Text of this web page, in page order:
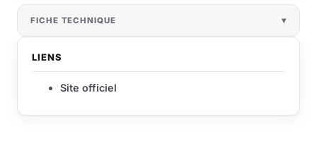
FICHE TECHNIQUE
LIENS
Site officiel